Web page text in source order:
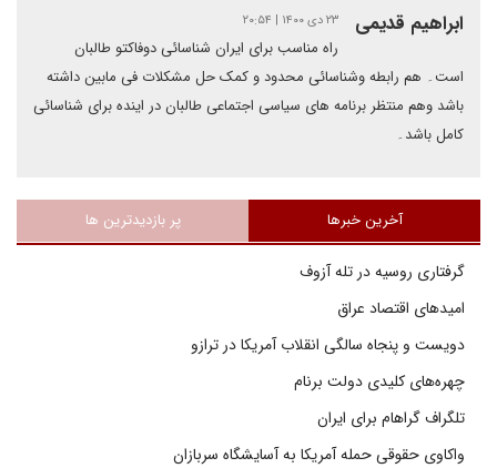
ابراهیم قدیمی ۲۳ دی ۱۴۰۰ | ۲۰:۵۴
راه مناسب برای ایران شناسائی دوفاکتو طالبان
است۔ هم رابطه وشناسائی محدود و کمک حل مشکلات فی مابین داشته
باشد وهم منتظر برنامه های سیاسی اجتماعی طالبان در اینده برای شناسائی
کامل باشد۔
آخرین خبرها پر بازدیدترین ها
گرفتاری روسیه در تله آزوف
امیدهای اقتصاد عراق
دویست و پنجاه سالگی انقلاب آمریکا در ترازو
چهره‌های کلیدی دولت برنام
تلگراف گراهام برای ایران
واکاوی حقوقی حمله آمریکا به آسایشگاه سربازان